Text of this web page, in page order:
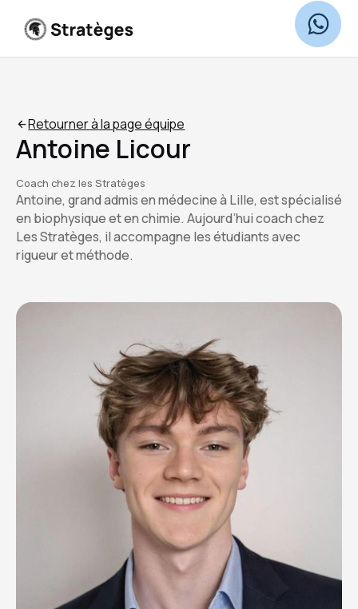
Retourner à la page équipe
Antoine Licour
Coach chez les Stratèges
Antoine, grand admis en médecine à Lille, est spécialisé
en biophysique et en chimie. Aujourd’hui coach chez
Les Stratèges, il accompagne les étudiants avec
rigueur et méthode.